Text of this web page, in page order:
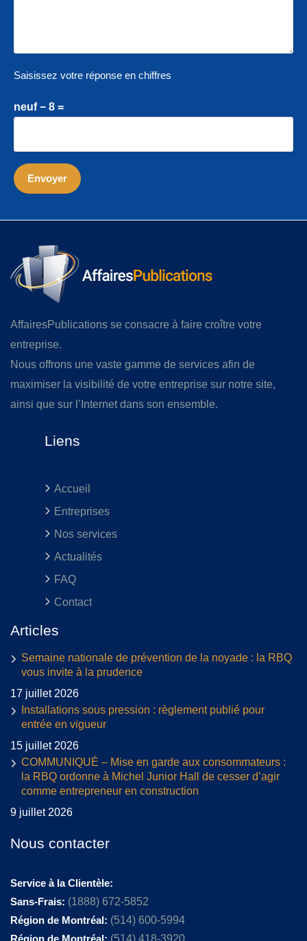
Saisissez votre réponse en chiffres
neuf − 8 =
AffairesPublications se consacre à faire croître votre
entreprise.
Nous offrons une vaste gamme de services afin de
maximiser la visibilité de votre entreprise sur notre site,
ainsi que sur l’Internet dans son ensemble.
Liens
Accueil
Entreprises
Nos services
Actualités
FAQ
Contact
Articles
Semaine nationale de prévention de la noyade : la RBQ
vous invite à la prudence
17 juillet 2026
Installations sous pression : règlement publié pour
entrée en vigueur
15 juillet 2026
COMMUNIQUÉ – Mise en garde aux consommateurs :
la RBQ ordonne à Michel Junior Hall de cesser d’agir
comme entrepreneur en construction
9 juillet 2026
Nous contacter
Service à la Clientèle:
Sans-Frais: (1888) 672-5852
Région de Montréal: (514) 600-5994
Région de Montréal: (514) 418-3920